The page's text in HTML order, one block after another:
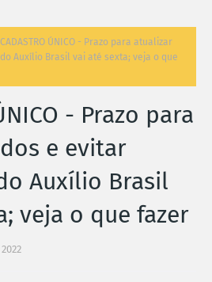
CADASTRO ÚNICO - Prazo para atualizar
Auxílio Brasil vai até sexta; veja o que
- Prazo para
e evitar
Auxílio Brasil
veja o que fazer